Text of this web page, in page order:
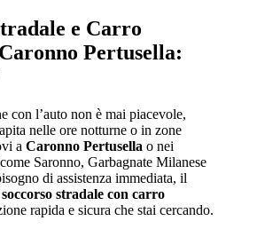
e Carro
Pertusella:
con l’auto non è mai piacevole,
nelle ore notturne o in zone
a Caronno Pertusella o nei
Saronno, Garbagnate Milanese
di assistenza immediata, il
soccorso stradale con carro
rapida e sicura che stai cercando.